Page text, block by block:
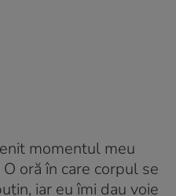
momentul meu
oră în care corpul se
iar eu îmi dau voie